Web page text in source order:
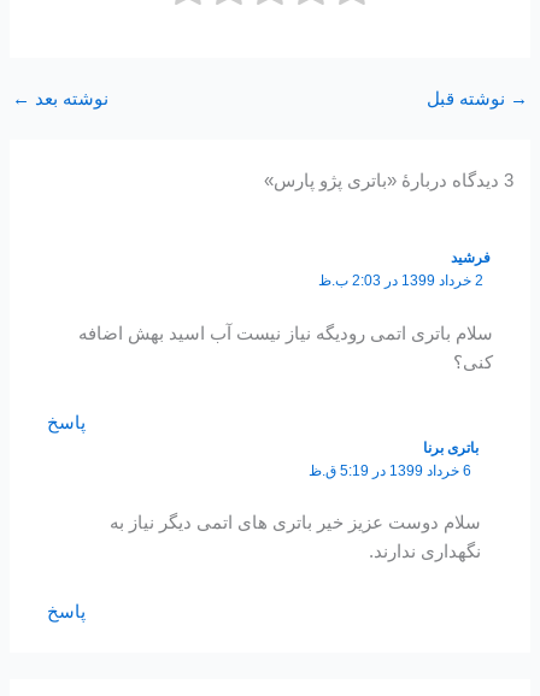
→ نوشته قبل نوشته بعد ←
3 دیدگاه دربارهٔ «باتری پژو پارس»
فرشید
2 خرداد 1399 در 2:03 ب.ظ
سلام باتری اتمی رودیگه نیاز نیست آب اسید بهش اضافه
کنی؟
پاسخ
باتری برنا
6 خرداد 1399 در 5:19 ق.ظ
سلام دوست عزیز خیر باتری های اتمی دیگر نیاز به
نگهداری ندارند.
پاسخ